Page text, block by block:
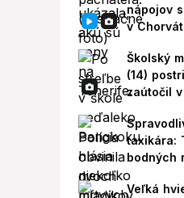
nápojov
v
Školský
(14)
zaútočil
taxikára:
bodných
Veľká